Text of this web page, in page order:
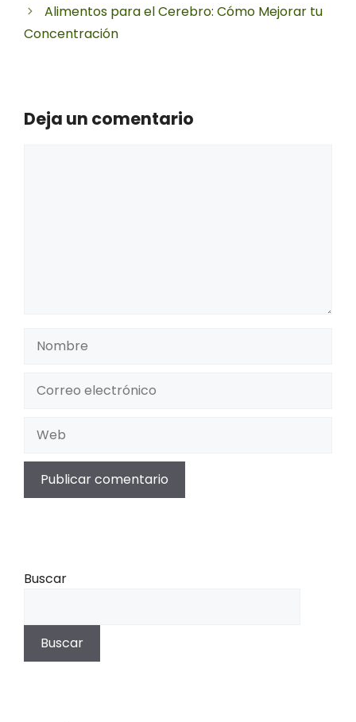
Alimentos para el Cerebro: Cómo Mejorar tu
Concentración
Deja un comentario
Nombre
electrónico
Buscar
Buscar